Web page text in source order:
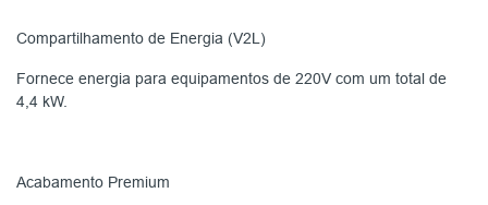
Compartilhamento de Energia (V2L)
Fornece energia para equipamentos de 220V com um total de
4,4 kW.
Acabamento Premium